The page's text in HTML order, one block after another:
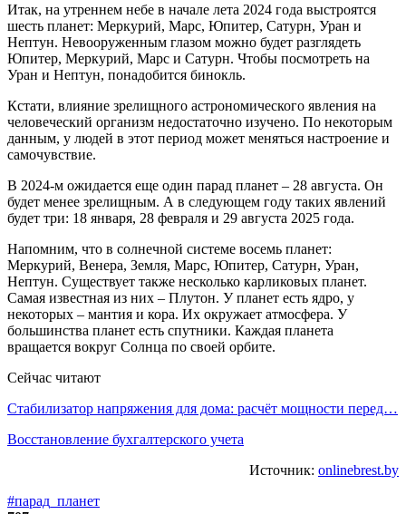
Итак, на утреннем небе в начале лета 2024 года выстроятся
шесть планет: Меркурий, Марс, Юпитер, Сатурн, Уран и
Нептун. Невооруженным глазом можно будет разглядеть
Юпитер, Меркурий, Марс и Сатурн. Чтобы посмотреть на
Уран и Нептун, понадобится бинокль.
Кстати, влияние зрелищного астрономического явления на
человеческий организм недостаточно изучено. По некоторым
данным, у людей в этот период может меняться настроение и
самочувствие.
В 2024-м ожидается еще один парад планет – 28 августа. Он
будет менее зрелищным. А в следующем году таких явлений
будет три: 18 января, 28 февраля и 29 августа 2025 года.
Напомним, что в солнечной системе восемь планет:
Меркурий, Венера, Земля, Марс, Юпитер, Сатурн, Уран,
Нептун. Существует также несколько карликовых планет.
Самая известная из них – Плутон. У планет есть ядро, у
некоторых – мантия и кора. Их окружает атмосфера. У
большинства планет есть спутники. Каждая планета
вращается вокруг Солнца по своей орбите.
Сейчас читают
Стабилизатор напряжения для дома: расчёт мощности перед…
Восстановление бухгалтерского учета
Источник: onlinebrest.by
#парад_планет